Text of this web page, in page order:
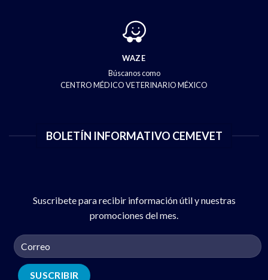
WAZE
Búscanos como
CENTRO MÉDICO VETERINARIO MÉXICO
BOLETÍN INFORMATIVO CEMEVET
Suscribete para recibir información útil y nuestras
promociones del mes.